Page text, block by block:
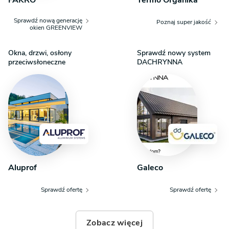
Sprawdź nową generację
okien GREENVIEW
Poznaj super jakość
Okna, drzwi, osłony
przeciwsłoneczne
Aluprof
Sprawdź ofertę
Sprawdź nowy system
DACHRYNNA
Galeco
Sprawdź ofertę
Zobacz więcej